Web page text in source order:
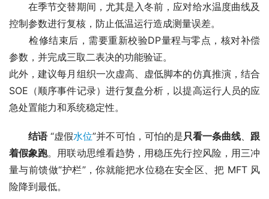
在季节交替期间，尤其是入冬前，应对给水温度曲线及
控制参数进行复核，防止低温运行造成测量误差。
检修结束后，需要重新校验DP量程与零点，核对补偿
参数，并完成三取二表决的功能验证。
此外，建议每月组织一次虚高、虚低脚本的仿真推演，结合
SOE（顺序事件记录）进行复盘分析，以提高运行人员的应
急处置能力和系统稳定性。
结语 “虚假水位”并不可怕，可怕的是只看一条曲线、 跟
着假象跑。用联动思维看趋势，用稳压先行控风险，用三冲
量与前馈做“护栏”，你就能把水位稳在安全区、把 MFT 风
险降到最低。